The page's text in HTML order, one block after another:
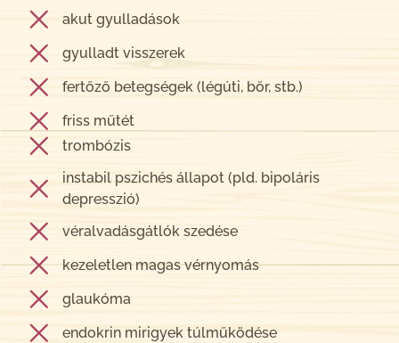
akut gyulladások
gyulladt visszerek
fertőző betegségek (légúti, bőr, stb.)
friss műtét
trombózis
instabil pszichés állapot (pld. bipoláris
depresszió)
véralvadásgátlók szedése
kezeletlen magas vérnyomás
glaukóma
endokrin mirigyek túlműködése